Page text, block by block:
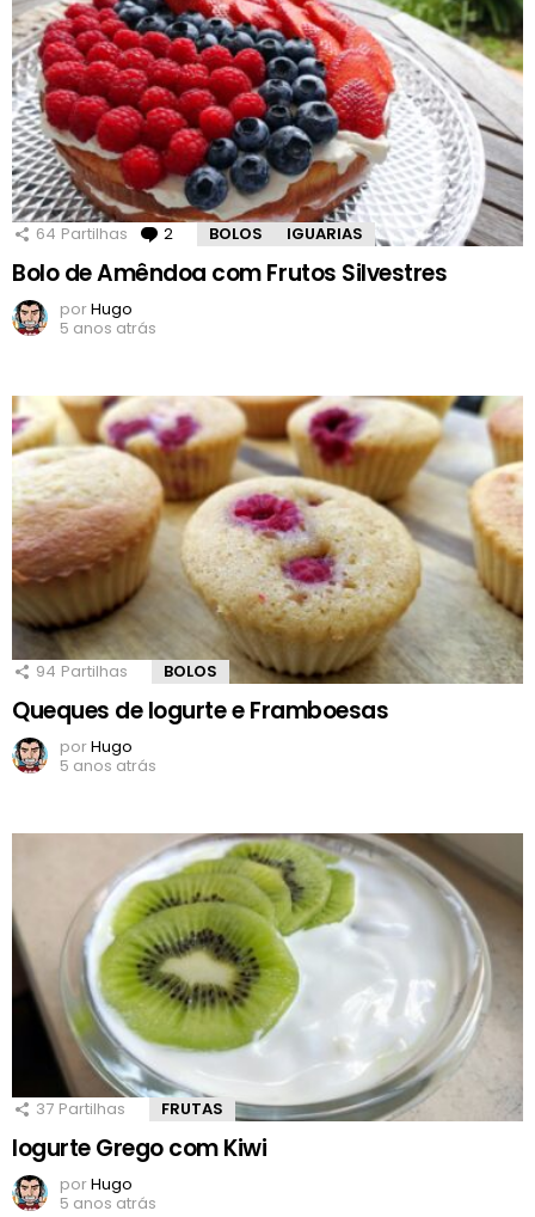
64 Partilhas 2 Comentários
BOLOS IGUARIAS
Bolo de Amêndoa com Frutos Silvestres
porHugo
5 anos atrás
94 Partilhas BOLOS
Queques de Iogurte e Framboesas
porHugo
5 anos atrás
37 Partilhas FRUTAS
Iogurte Grego com Kiwi
porHugo
5 anos atrás